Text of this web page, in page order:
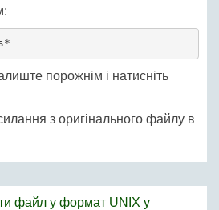
порожнім і натисніть
з оригінального файлу в
файл у формат UNIX у